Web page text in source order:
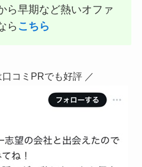
ら早期など熱いオファ
ら こちら
コミPRでも好評 ／